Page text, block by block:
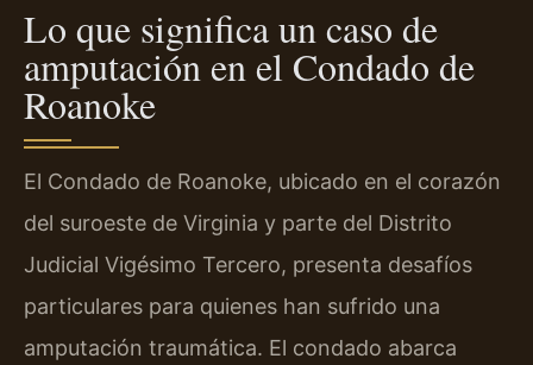
Lo que significa un caso de
amputación en el Condado de
Roanoke
El Condado de Roanoke, ubicado en el corazón
del suroeste de Virginia y parte del Distrito
Judicial Vigésimo Tercero, presenta desafíos
particulares para quienes han sufrido una
amputación traumática. El condado abarca